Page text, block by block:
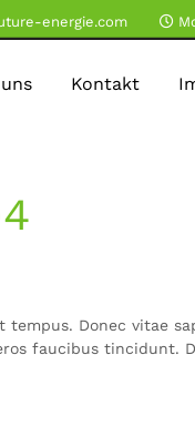
energie.com
Kontakt
Donec vitae
faucibus tincidunt.